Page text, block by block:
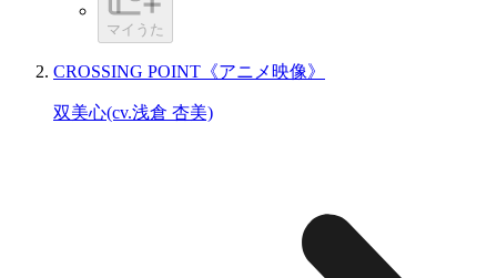
マイうた
CROSSING POINT《アニメ映像》
双美心(cv.浅倉 杏美)